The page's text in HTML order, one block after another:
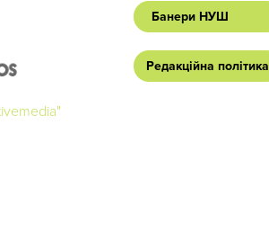
Банери НУШ
Редакційна політика